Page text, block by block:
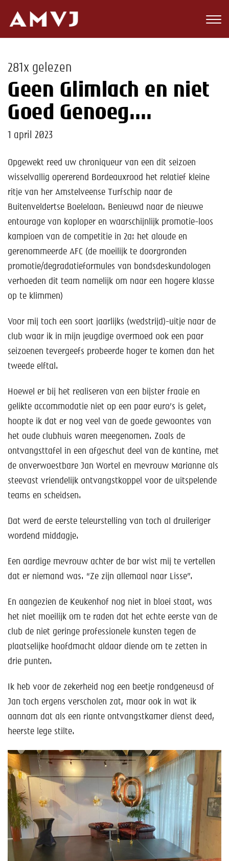
Wedstrijden
Nieuws
Teams
Toekomst
Kalender
Help mee!
Shop
Lid worden
281x gelezen
Geen Glimlach en niet
Goed Genoeg….
1 april 2023
Opgewekt reed uw chroniqueur van een dit seizoen
wisselvallig opererend Bordeauxrood het relatief kleine
ritje van her Amstelveense Turfschip naar de
Buitenveldertse Boelelaan. Benieuwd naar de nieuwe
entourage van koploper en waarschijnlijk promotie-loos
kampioen van de competitie in 2a: het aloude en
gerenommeerde AFC (de moeilijk te doorgronden
promotie/degradatieformules van bondsdeskundologen
verhoeden dit team namelijk om naar een hogere klasse
op te klimmen)
Voor mij toch een soort jaarlijks (wedstrijd)-uitje naar de
club waar ik in mijn jeugdige overmoed ook een paar
seizoenen tevergeefs probeerde hoger te komen dan het
tweede elftal.
Hoewel er bij het realiseren van een bijster fraaie en
gelikte accommodatie niet op een paar euro’s is gelet,
hoopte ik dat er nog veel van de goede gewoontes van
het oude clubhuis waren meegenomen. Zoals de
ontvangsttafel in een afgeschut deel van de kantine, met
de onverwoestbare Jan Wortel en mevrouw Marianne als
steevast vriendelijk ontvangstkoppel voor de uitspelende
teams en scheidsen.
Dat werd de eerste teleurstelling van toch al druileriger
wordend middagje.
Een aardige mevrouw achter de bar wist mij te vertellen
dat er niemand was. “Ze zijn allemaal naar Lisse”.
En aangezien de Keukenhof nog niet in bloei staat, was
het niet moeilijk om te raden dat het echte eerste van de
club de niet geringe professionele kunsten tegen de
plaatselijke hoofdmacht aldaar diende om te zetten in
drie punten.
Ik heb voor de zekerheid nog een beetje rondgeneusd of
Jan toch ergens verscholen zat, maar ook in wat ik
aannam dat als een riante ontvangstkamer dienst deed,
heerste lege stilte.